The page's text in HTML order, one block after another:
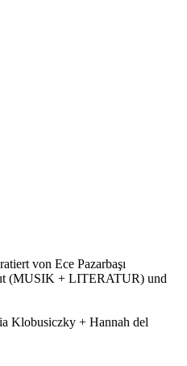
von Ece Pazarbaşı
(MUSIK + LITERATUR) und
Klobusiczky + Hannah del